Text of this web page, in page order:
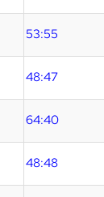
53:55
48:47
64:40
48:48